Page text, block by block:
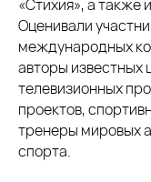
«Стихия», а также
Оценивали
международных
авторы
телевизионных
проектов,
тренеры мировых
спорта.